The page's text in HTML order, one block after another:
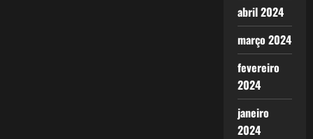
abril 2024
março 2024
fevereiro
2024
janeiro
2024